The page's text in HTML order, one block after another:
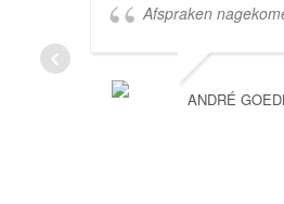
Afspraken
ANDRÉ